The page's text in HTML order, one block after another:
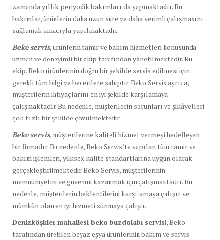
zamanda yıllık periyodik bakımları da yapmaktadır. Bu
bakımlar, ürünlerin daha uzun süre ve daha verimli çalışmasını
sağlamak amacıyla yapılmaktadır.
Beko servis, ürünlerin tamir ve bakım hizmetleri konusunda
uzman ve deneyimli bir ekip tarafından yönetilmektedir. Bu
ekip, Beko ürünlerinin doğru bir şekilde servis edilmesi için
gerekli tüm bilgi ve becerilere sahiptir. Beko Servis ayrıca,
müşterilerin ihtiyaçlarını en iyi şekilde karşılamaya
çalışmaktadır. Bu nedenle, müşterilerin sorunları ve şikâyetleri
çok hızlı bir şekilde çözülmektedir.
Beko servis, müşterilerine kaliteli hizmet vermeyi hedefleyen
bir firmadır. Bu nedenle, Beko Servis’te yapılan tüm tamir ve
bakım işlemleri, yüksek kalite standartlarına uygun olarak
gerçekleştirilmektedir. Beko Servis, müşterilerinin
memnuniyetini ve güvenini kazanmak için çalışmaktadır. Bu
nedenle, müşterilerin beklentilerini karşılamaya çalışır ve
mümkün olan en iyi hizmeti sunmaya çalışır.
Denizköşkler mahallesi beko buzdolabı servisi, Beko
tarafından üretilen beyaz eşya ürünlerinin bakım ve servis